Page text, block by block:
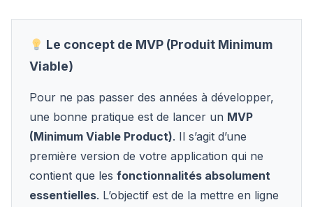
Le concept de MVP (Produit Minimum
Viable)
Pour ne pas passer des années à développer,
une bonne pratique est de lancer un MVP
(Minimum Viable Product). Il s’agit d’une
première version de votre application qui ne
contient que les fonctionnalités absolument
essentielles. L’objectif est de la mettre en ligne